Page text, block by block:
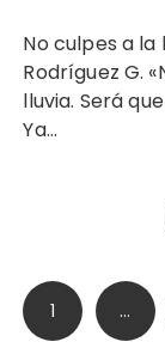
No culpes a la
Rodríguez G.
lluvia. Será
Ya…
de1 …